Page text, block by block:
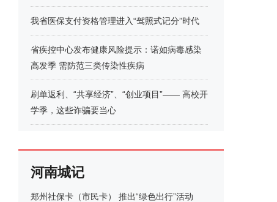
我省医保支付资格管理进入“驾照式记分”时代
省疾控中心发布健康风险提示：诺如病毒感染
高发季 需防范三类传染性疾病
刷单返利、“共享经济”、“创业项目”—— 高校开
学季，这些诈骗要当心
河南城记
郑州社保卡（市民卡） 推出“绿色出行”活动